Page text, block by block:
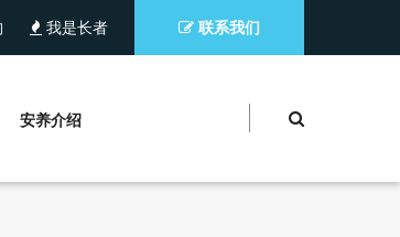
我是长者 联系我们
安养介绍